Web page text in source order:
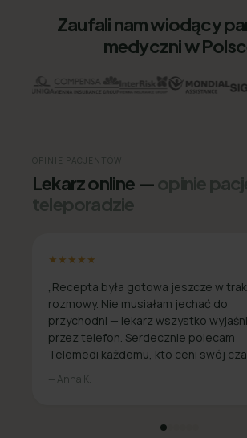
Zaufali nam wiodący
medyczni w
OPINIE PACJENTÓW
Lekarz online —opinie
teleporadzie
★★★★★
„Recepta była gotowa jeszcze w
rozmowy. Nie musiałam jechać do
przychodni — lekarz wszystko
przez telefon. Serdecznie polecam
Telemedi każdemu, kto ceni swój
— Anna K.